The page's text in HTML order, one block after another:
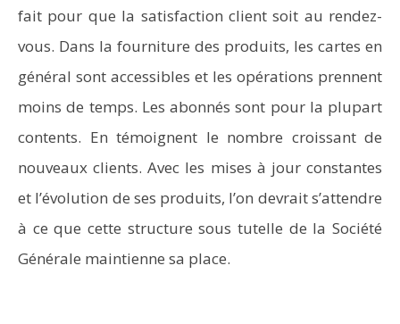
fait pour que la satisfaction client soit au rendez-
vous. Dans la fourniture des produits, les cartes en
général sont accessibles et les opérations prennent
moins de temps. Les abonnés sont pour la plupart
contents. En témoignent le nombre croissant de
nouveaux clients. Avec les mises à jour constantes
et l’évolution de ses produits, l’on devrait s’attendre
à ce que cette structure sous tutelle de la Société
Générale maintienne sa place.